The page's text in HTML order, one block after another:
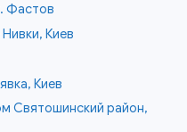
Фастов
Киев
Киев
Святошинский район,